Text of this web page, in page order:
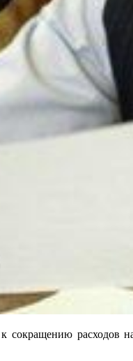
к сокращению